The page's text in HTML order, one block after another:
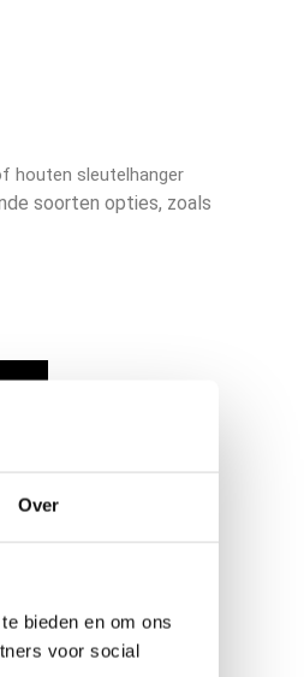
Over
bieden en om ons
voor social
houten sleutelhanger
soorten opties, zoals